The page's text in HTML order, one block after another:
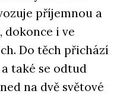
příjemnou a
i ve
Do těch přichází
také se odtud
na dvě světové